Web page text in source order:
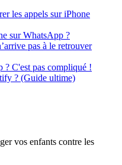
les appels sur iPhone
sur WhatsApp ?
pas à le retrouver
? C'est pas compliqué !
? (Guide ultime)
vos enfants contre les